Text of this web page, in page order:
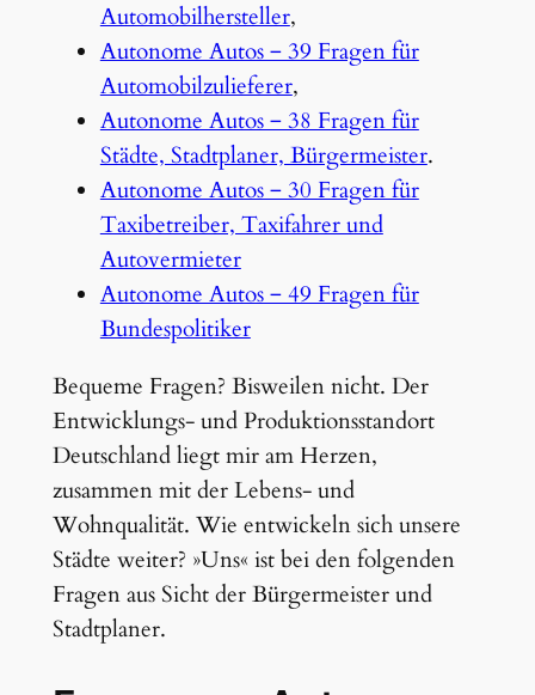
Automobilhersteller,
Autonome Autos ‒ 39 Fragen für
Automobilzulieferer,
Autonome Autos ‒ 38 Fragen für
Städte, Stadtplaner, Bürgermeister.
Autonome Autos ‒ 30 Fragen für
Taxibetreiber, Taxifahrer und
Autovermieter
Autonome Autos ‒ 49 Fragen für
Bundespolitiker
Bequeme Fragen? Bisweilen nicht. Der
Entwicklungs- und Produktionsstandort
Deutschland liegt mir am Herzen,
zusammen mit der Lebens- und
Wohnqualität. Wie entwickeln sich unsere
Städte weiter? »Uns« ist bei den folgenden
Fragen aus Sicht der Bürgermeister und
Stadtplaner.